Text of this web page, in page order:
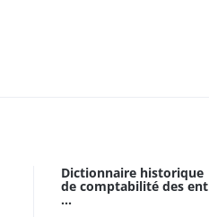
Dictionnaire historique
de comptabilité des ent
...